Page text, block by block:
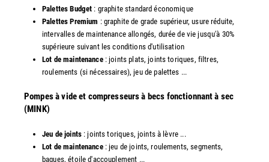
Palettes Budget : graphite standard économique
Palettes Premium : graphite de grade supérieur, usure réduite,
intervalles de maintenance allongés, durée de vie jusqu'à 30%
supérieure suivant les conditions d'utilisation
Lot de maintenance: joints plats, joints toriques, filtres,
roulements (si nécessaires), jeu de palettes ...
Pompes à vide et compresseurs à becs fonctionnant à sec
(MINK)
Jeu de joints: joints toriques, joints à lèvre ...
Lot de maintenance: jeu de joints, roulements, segments,
bagues, étoile d'accouplement ...